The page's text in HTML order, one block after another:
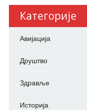
Категорије
Авијација
Друштво
Здравље
Историја